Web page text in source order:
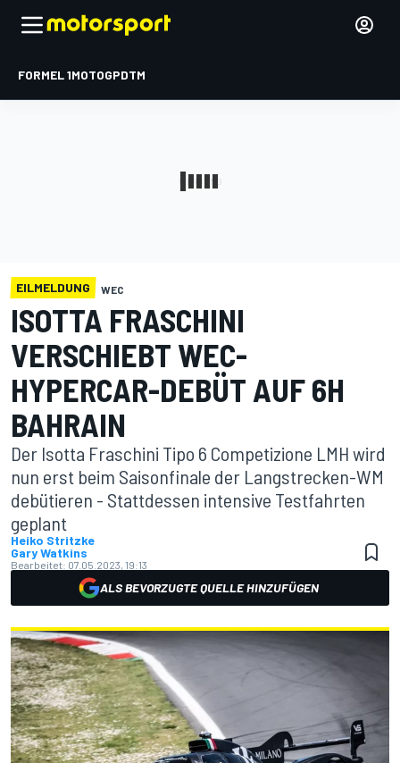
FORMEL 1MOTOGPDTM
EILMELDUNG WEC
ISOTTA FRASCHINI
VERSCHIEBT WEC-
HYPERCAR-DEBÜT AUF 6H
BAHRAIN
Der Isotta Fraschini Tipo 6 Competizione LMH wird
nun erst beim Saisonfinale der Langstrecken-WM
debütieren - Stattdessen intensive Testfahrten
geplant
Heiko Stritzke
Gary Watkins
Bearbeitet: 07.05.2023, 19:13
ALS BEVORZUGTE QUELLE HINZUFÜGEN